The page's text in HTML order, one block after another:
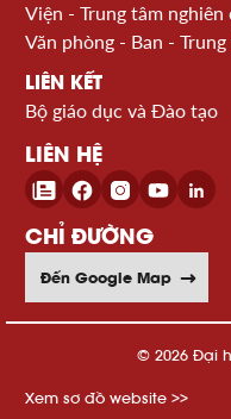
Viện - Trung tâm nghiên
Văn phòng - Ban -
LIÊN KẾT
Bộ giáo dục và Đào tạo
LIÊN HỆ
CHỈ ĐƯỜNG
Đến Google Map
© 2026 Đại
Xem sơ đồ website >>